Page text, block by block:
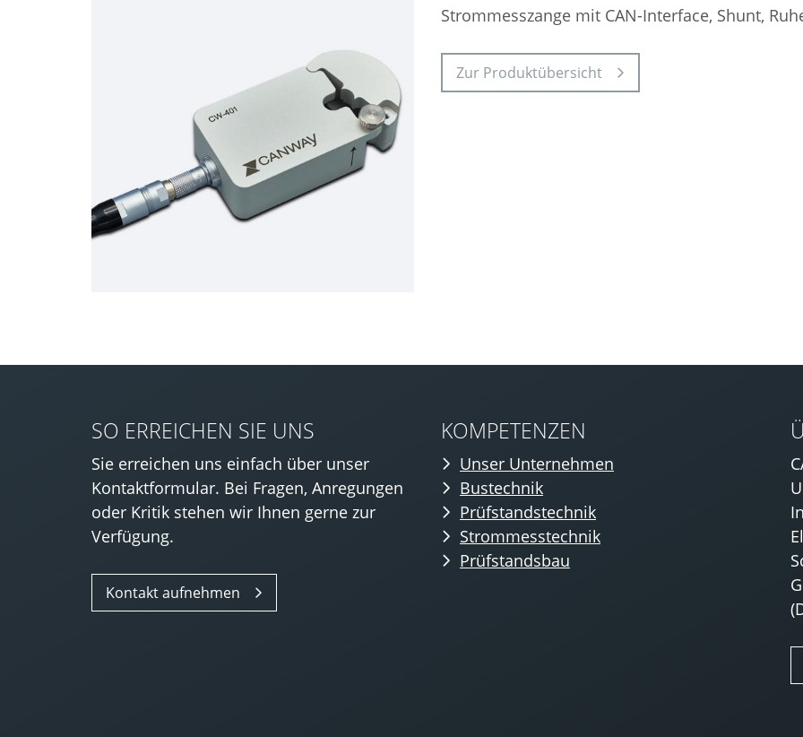
Strommesszange mit CAN-Interface, Shunt,
Zur Produktübersicht
SO ERREICHEN SIE UNS
Sie erreichen uns einfach über unser
Kontaktformular. Bei Fragen, Anregungen
oder Kritik stehen wir Ihnen gerne zur
Verfügung.
Kontakt aufnehmen
KOMPETENZEN
Unser Unternehmen
Bustechnik
Prüfstandstechnik
Strommesstechnik
Prüfstandsbau